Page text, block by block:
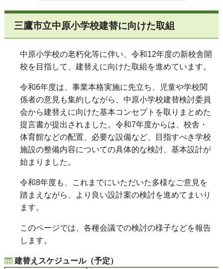
三鷹市立中原小学校建替に向けた取組
中原小学校の老朽化等に伴い、令和12年度の新校舎開
校を目指して、建替えに向けた取組を進めています。
令和6年度は、事業本格実施に先立ち、児童や学校関
係者の意見も集約しながら、中原小学校建替検討委員
会から建替えに向けた基本コンセプトを取りまとめた
提言書が提出されました。 令和7年度からは、校舎・
体育館などの配置、必要な設備など、目指すべき学校
施設の整備内容についての具体的な検討、基本設計が
始まりました。
令和8年度も、これまでにいただいた多様なご意見を
踏まえながら、より良い設計案の検討を進めてまいり
ます。
このページでは、各種会議での検討の様子などを報告
します。
建替えスケジュール（予定）